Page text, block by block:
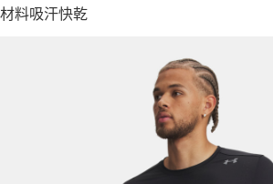
材料吸汗快乾